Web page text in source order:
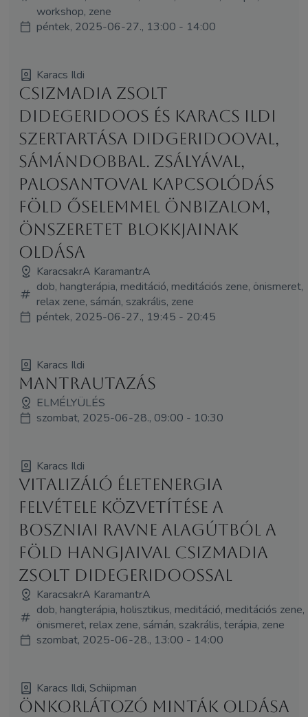
workshop, zene
péntek, 2025-06-27., 13:00 - 14:00
Karacs Ildi
Csizmadia Zsolt
Didegeridoos és Karacs Ildi
szertartása didgeridooval,
sámándobbal. zsályával,
palosantoval kapcsolódás
Föld őselemmel önbizalom,
önszeretet blokkjainak
oldása
KaracsakrA KaramantrA
dob, hangterápia, meditáció, meditációs zene, önismeret,
relax zene, sámán, szakrális, zene
péntek, 2025-06-27., 19:45 - 20:45
Karacs Ildi
Mantrautazás
ELMÉLYÜLÉS
szombat, 2025-06-28., 09:00 - 10:30
Karacs Ildi
Vitalizáló életenergia
felvétele közvetítése a
Boszniai Ravne alagútból a
Föld hangjaival Csizmadia
Zsolt didegeridoossal
KaracsakrA KaramantrA
dob, hangterápia, holisztikus, meditáció, meditációs zene,
önismeret, relax zene, sámán, szakrális, terápia, zene
szombat, 2025-06-28., 13:00 - 14:00
Karacs Ildi, Schiipman
Önkorlátozó minták oldása